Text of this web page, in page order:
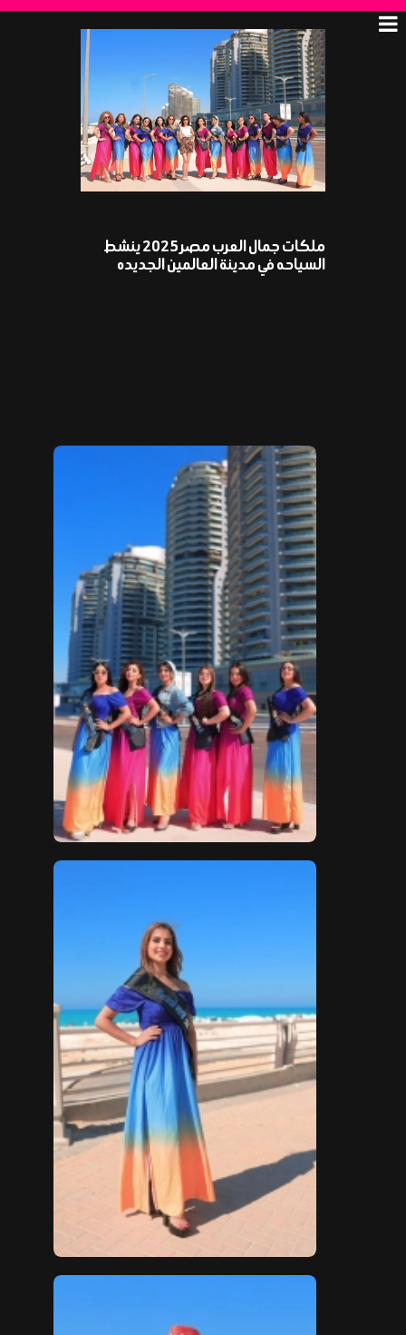
ملكات جمال العرب مصر 2025 ينشط
السياحه في مدينة العالمين الجديده